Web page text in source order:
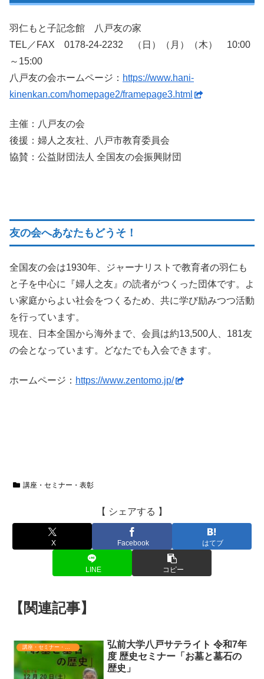
羽仁もと子記念館 八戸友の家
TEL／FAX 0178-24-2232 （日）（月）（木） 10:00
～15:00
八戸友の会ホームページ： https://www.hani-
kinenkan.com/homepage2/framepage3.html
主催：八戸友の会
後援：婦人之友社、八戸市教育委員会
協賛：公益財団法人 全国友の会振興財団
友の会へあなたもどうそ！
全国友の会は1930年、ジャーナリストで教育者の羽仁も
と子を中心に『婦人之友』の読者がつくった団体です。よ
い家庭からよい社会をつくるため、共に学び励みつつ活動
を行っています。
現在、日本全国から海外まで、会員は約13,500人、181友
の会となっています。どなたでも入会できます。
ホームページ： https://www.zentomo.jp/
講座・セミナー・表彰
【 シェアする 】
X Facebook はてブ
LINE コピー
【関連記事】
弘前大学八戸サテライト 令和7年
度 歴史セミナー「お墓と墓石の
歴史」